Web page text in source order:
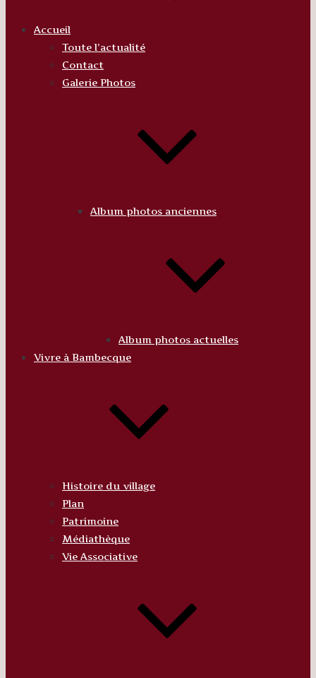
Accueil
Toute l’actualité
Contact
Galerie Photos
Album photos anciennes
Album photos actuelles
Vivre à Bambecque
Histoire du village
Plan
Patrimoine
Médiathèque
Vie Associative